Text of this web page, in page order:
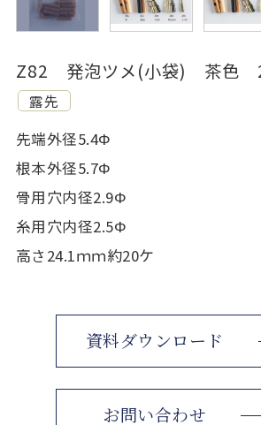
Z82 発泡ツメ(小袋) 茶色
露先
先端外径5.4Φ
根本外径5.7Φ
骨用穴内径2.9Φ
糸用穴内径2.5Φ
高さ24.1ｍｍ約20ケ
お問い合わせ
資料ダウンロード